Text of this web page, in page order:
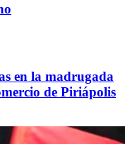
en la madrugada
de Piriápolis